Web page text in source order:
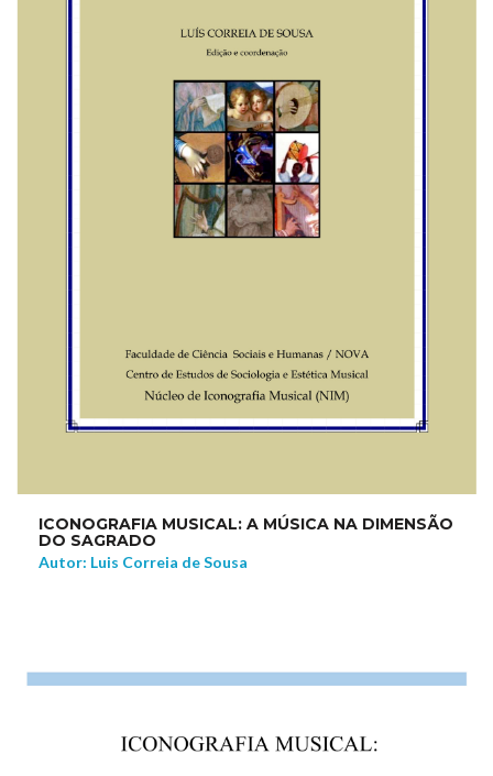
ICONOGRAFIA MUSICAL: A MÚSICA NA DIMENSÃO
DO SAGRADO
Autor: Luis Correia de Sousa
NEW